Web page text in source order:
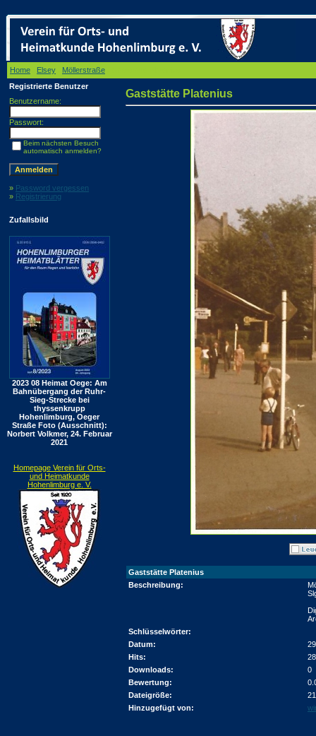
Home Elsey Möllerstraße
Registrierte Benutzer
Benutzername:
Passwort:
Beim nächsten Besuch
automatisch anmelden?
» Password vergessen
» Registrierung
Zufallsbild
2023 08 Heimat Oege: Am
Bahnübergang der Ruhr-
Sieg-Strecke bei
thyssenkrupp
Hohenlimburg, Oeger
Straße Foto (Ausschnitt):
Norbert Volkmer, 24. Februar
2021
Homepage Verein für Orts-
und Heimatkunde
Hohenlimburg e. V.
Gaststätte Platenius
Gaststätte Platenius
Beschreibung:
Schlüsselwörter:
Datum:
Hits:
Downloads:
0
Bewertung:
Dateigröße:
Hinzugefügt von: